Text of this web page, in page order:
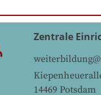
Zentrale
14469 Potsdam